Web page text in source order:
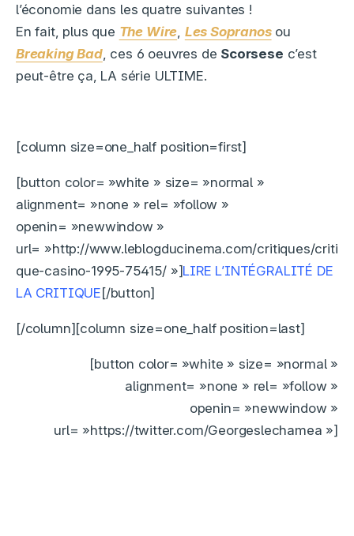
l’économie dans les quatre suivantes !
En fait, plus que The Wire Les Sopranosou
Breaking Bad, ces 6 oeuvres de Scorsese c’est
peut-être ça, LA série ULTIME.
[column size=one_half position=first]
[button color= »white » size= »normal »
alignment= »none » rel= »follow »
openin= »newwindow »
url= »http://www.leblogducinema.com/critiques/criti
que-casino-1995-75415/ »]LIRE L’INTÉGRALITÉ DE
LA CRITIQUE[/button]
[/column][column size=one_half position=last]
[button color= »white » size= »normal »
alignment= »none » rel= »follow »
openin= »newwindow »
url= »https://twitter.com/Georgeslechamea »]